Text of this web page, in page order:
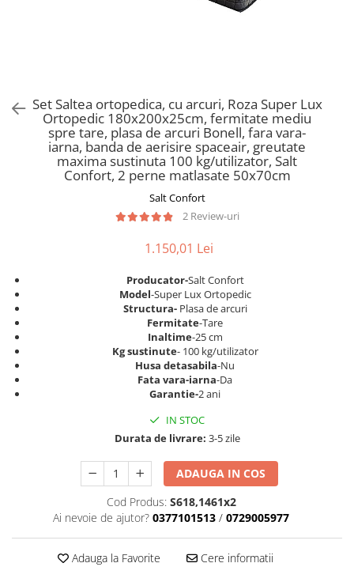
Saltele Memory Pocket
Saltele cu plasa arcuri
Saltele cu spuma
Saltele cu spuma
Saltele cu spuma poliuretanica
Saltele 160x200
Saltele 180x200
Top saltele
Top saltele 5 cm
Top saltele 10 cm
Top saltele memory 5 cm
Top saltele MemoHR 6.5 cm
Saltele cu plasa de arcuri
Saltele cu spuma
Scaune pentru living
Seturi comode living si vitrine
Mobila living
Comode living
Dulap birou
Birouri
Scaune pentru birou
Scaune pentru vizitatori
Scaune manager
Scaune pentru bucatarie
Seturi mese si scaune bucatarie
Mobila hol
Suporturi si rafturi pantofi
Portmantouri
Scaune birou copii
Scaune resigilate
Scaune gradinita
Scaune conferinta
Set Saltea ortopedica, cu arcuri, Roza Super Lux
Ortopedic 180x200x25cm, fermitate mediu
spre tare, plasa de arcuri Bonell, fara vara-
iarna, banda de aerisire spaceair, greutate
maxima sustinuta 100 kg/utilizator, Salt
Confort, 2 perne matlasate 50x70cm
Salt Confort
2 Review-uri
1.150,01 Lei
Producator-Salt Confort
Model-Super Lux Ortopedic
Structura-Plasa de arcuri
Fermitate-Tare
Inaltime-25 cm
Kg sustinute- 100 kg/utilizator
Husa detasabila-Nu
Fata vara-iarna-Da
Garantie-2 ani
IN STOC
Durata de livrare: 3-5 zile
ADAUGA IN COS
Cod Produs: S618,1461x2
Ai nevoie de ajutor? 0377101513 / 0729005977
Adauga la Favorite Cere informatii